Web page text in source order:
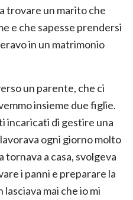
trovare un marito che
e che sapesse prendersi
in un matrimonio
un parente, che ci
insieme due figlie.
incaricati di gestire una
ogni giorno molto
a casa, svolgeva
i panni e preparare la
mai che io mi